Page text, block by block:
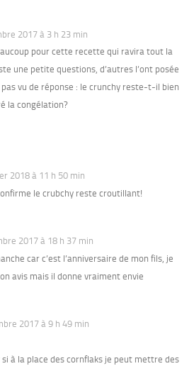
2017 à 3 h 23 min
pour cette recette qui ravira tout la
une petite questions, d’autres l’ont posée
pas vu de réponse : le crunchy reste-t-il bien
la congélation?
2018 à 11 h 50 min
le crubchy reste croutillant!
2017 à 18 h 37 min
car c’est l’anniversaire de mon fils, je
avis mais il donne vraiment envie
2017 à 9 h 49 min
si à la place des cornflaks je peut mettre des